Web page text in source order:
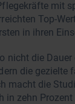
mit
Top-
in ihren
nicht die Dauer
die gezielte
macht die
in zehn Prozent